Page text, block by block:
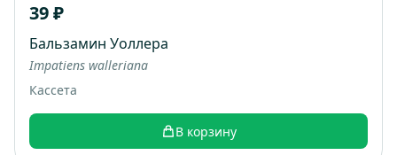
39 ₽
Бальзамин Уоллера
Impatiens walleriana
Кассета
В корзину